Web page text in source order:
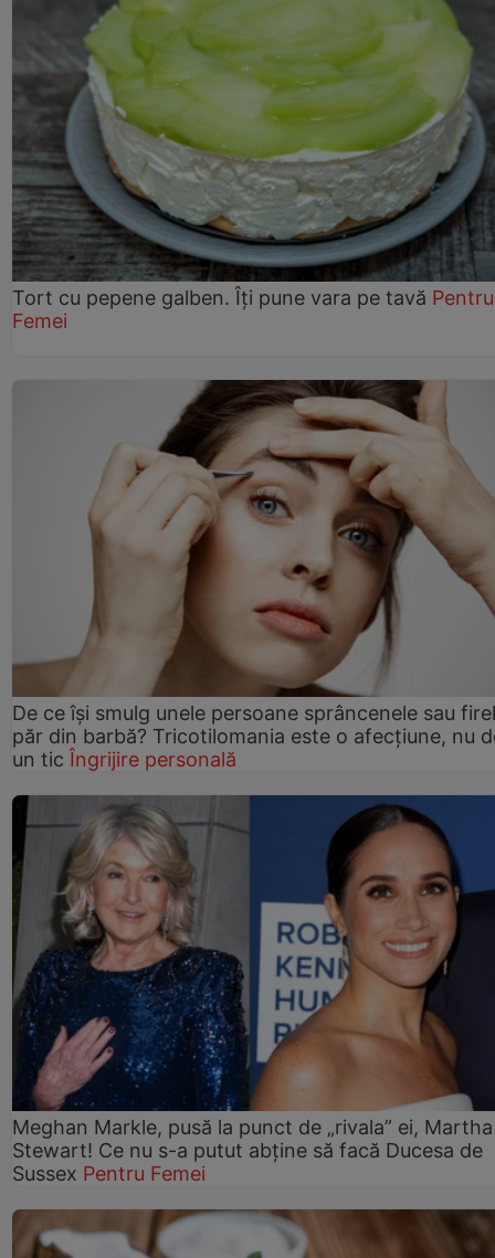
Tort cu pepene galben. Îți pune vara pe tavă Pentru
Femei
De ce își smulg unele persoane sprâncenele sau
păr din barbă? Tricotilomania este o afecțiune, nu
un tic Îngrijire personală
Meghan Markle, pusă la punct de „rivala” ei, Martha
Stewart! Ce nu s-a putut abține să facă Ducesa de
Sussex Pentru Femei